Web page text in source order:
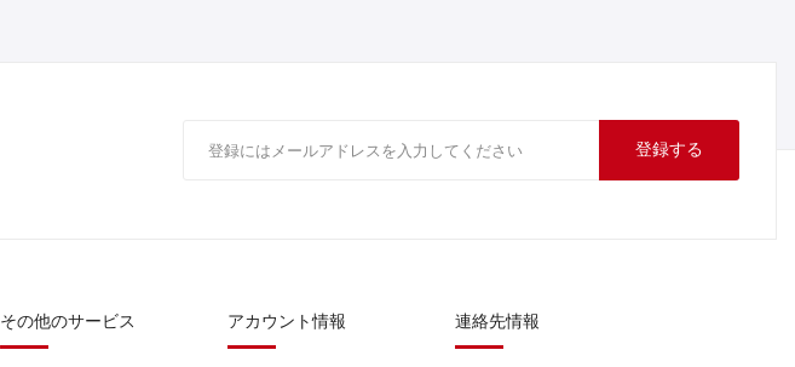
登録する
その他のサービス アカウント情報 連絡先情報